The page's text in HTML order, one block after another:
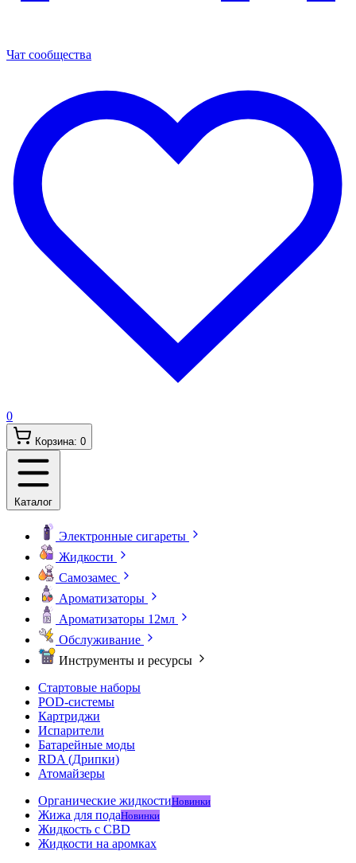
Чат сообщества
0
Корзина: 0
Каталог
Электронные сигареты
Жидкости
Самозамес
Ароматизаторы
Ароматизаторы 12мл
Обслуживание
Инструменты и ресурсы
Стартовые наборы
POD-системы
Картриджи
Испарители
Батарейные моды
RDA (Дрипки)
Атомайзеры
Органические жидкостиНовинки
Жижа для подаНовинки
Жидкость с CBD
Жидкости на аромках